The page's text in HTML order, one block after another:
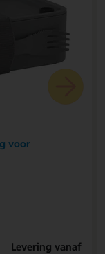
voor
Levering vanaf